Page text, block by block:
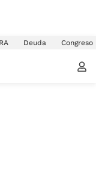
Deuda Congreso